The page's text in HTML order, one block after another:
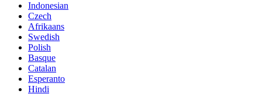
Indonesian
Czech
Afrikaans
Swedish
Polish
Basque
Catalan
Esperanto
Hindi